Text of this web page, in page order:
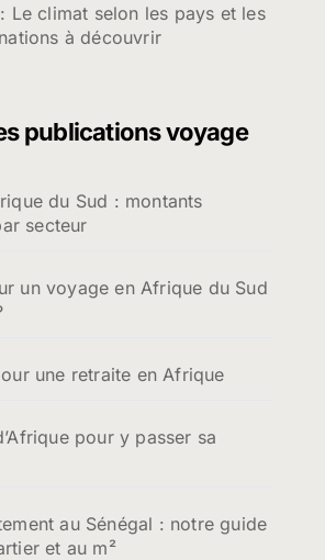
Le climat selon les pays et les
à découvrir
publications voyage
du Sud : montants
secteur
un voyage en Afrique du Sud
une retraite en Afrique
pour y passer sa
au Sénégal : notre guide
et au m²